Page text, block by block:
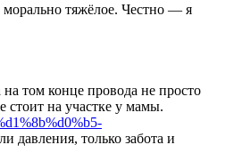
морально тяжёлое. Честно — я
том конце провода не просто
стоит на участке у мамы.
давления, только забота и